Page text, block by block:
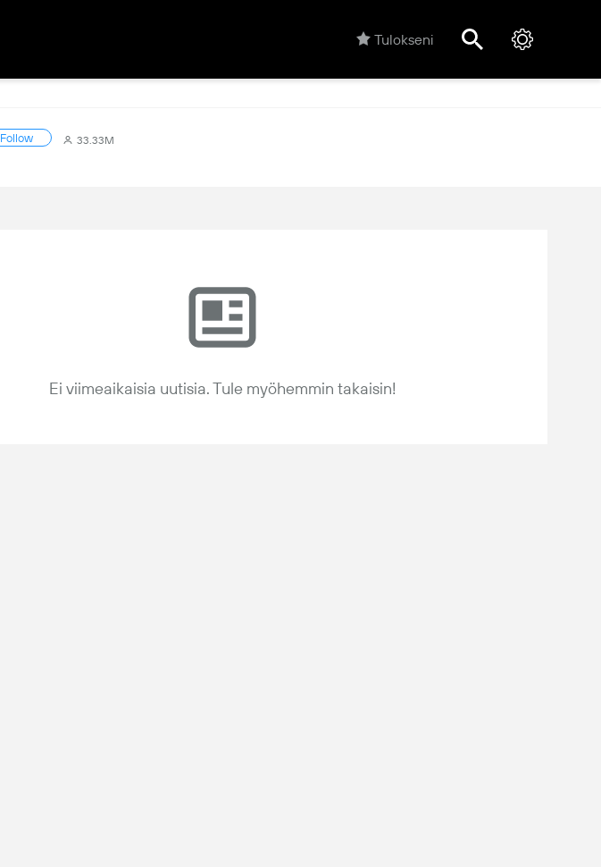
Tulokseni
Follow 33.33M
Ei viimeaikaisia uutisia. Tule myöhemmin takaisin!